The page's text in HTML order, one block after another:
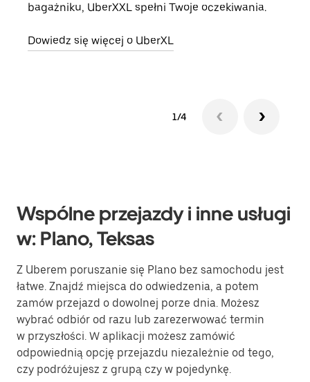
bagażniku, UberXXL spełni Twoje oczekiwania.
Dowiedz się więcej o UberXL
1/4
Wspólne przejazdy i inne usługi
w: Plano, Teksas
Z Uberem poruszanie się Plano bez samochodu jest
łatwe. Znajdź miejsca do odwiedzenia, a potem
zamów przejazd o dowolnej porze dnia. Możesz
wybrać odbiór od razu lub zarezerwować termin
w przyszłości. W aplikacji możesz zamówić
odpowiednią opcję przejazdu niezależnie od tego,
czy podróżujesz z grupą czy w pojedynkę.